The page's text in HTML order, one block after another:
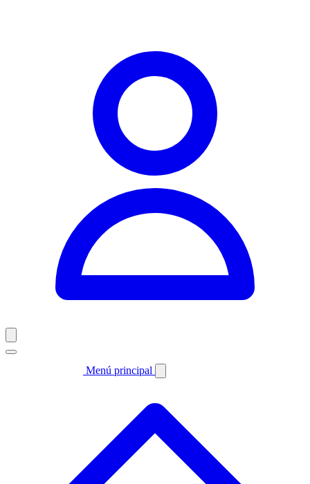
Menú principal